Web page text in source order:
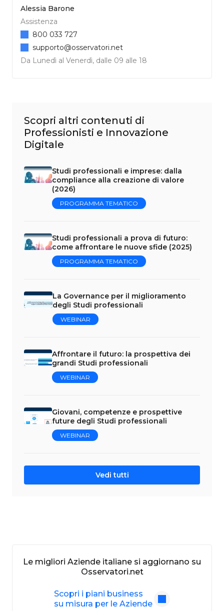
Alessia Barone
Assistenza
Da Lunedì al Venerdì, dalle 09 alle 18
800 033 727
supporto@osservatori.net
Scopri altri contenuti di
Professionisti e Innovazione
Digitale
Studi professionali e imprese: dalla
compliance alla creazione di valore
(2026)
PROGRAMMA TEMATICO
Studi professionali a prova di futuro:
come affrontare le nuove sfide (2025)
PROGRAMMA TEMATICO
La Governance per il miglioramento
degli Studi professionali
WEBINAR
Affrontare il futuro: la prospettiva dei
grandi Studi professionali
WEBINAR
Giovani, competenze e prospettive
future degli Studi professionali
WEBINAR
Vedi tutti
Le migliori Aziende italiane si aggiornano su
Osservatori.net
Scopri i piani business
su misura per le Aziende